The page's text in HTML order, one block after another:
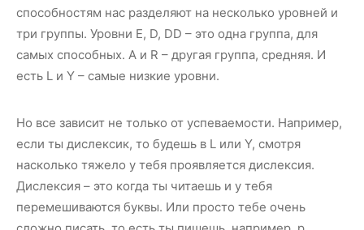
способностям нас разделяют на несколько уровней и
три группы. Уровни E, D, DD – это одна группа, для
самых способных. A и R – другая группа, средняя. И
есть L и Y – самые низкие уровни.
Но все зависит не только от успеваемости. Например,
если ты дислексик, то будешь в L или Y, смотря
насколько тяжело у тебя проявляется дислексия.
Дислексия – это когда ты читаешь и у тебя
перемешиваются буквы. Или просто тебе очень